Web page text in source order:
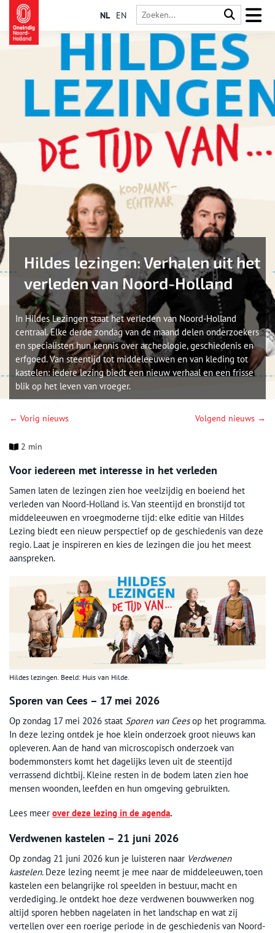
NL EN
Hildes lezingen: Verhalen uit het
verleden van Noord-Holland
In Hildes Lezingen staat het verleden van Noord-Holland
centraal. Elke derde zondag van de maand delen onderzoekers
en specialisten hun kennis over archeologie, geschiedenis en
erfgoed. Van steentijd tot middeleeuwen en van kleding tot
kastelen: iedere lezing biedt een nieuw verhaal en een frisse
blik op het leven van vroeger.
← Vorig nieuws Volgend nieuws →
2 min
Voor iedereen met interesse in het verleden
Samen laten de lezingen zien hoe veelzijdig en boeiend het
verleden van Noord-Holland is. Van steentijd en bronstijd tot
middeleeuwen en vroegmoderne tijd: elke editie van Hildes
Lezing biedt een nieuw perspectief op de geschiedenis van deze
regio. Laat je inspireren en kies de lezingen die jou het meest
aanspreken.
Hildes lezingen. Beeld: Huis van Hilde.
Sporen van Cees – 17 mei 2026
Op zondag 17 mei 2026 staat Sporen van Ceesop het programma.
In deze lezing ontdek je hoe klein onderzoek groot nieuws kan
opleveren. Aan de hand van microscopisch onderzoek van
bodemmonsters komt het dagelijks leven uit de steentijd
verrassend dichtbij. Kleine resten in de bodem laten zien hoe
mensen woonden, leefden en hun omgeving gebruikten.
Lees meer over deze lezing in de agenda.
Verdwenen kastelen – 21 juni 2026
Op zondag 21 juni 2026 kun je luisteren naar Verdwenen
kastelen. Deze lezing neemt je mee naar de middeleeuwen, toen
kastelen een belangrijke rol speelden in bestuur, macht en
verdediging. Je ontdekt hoe deze verdwenen bouwwerken nog
altijd sporen hebben nagelaten in het landschap en wat zij
vertellen over een roerige periode in de geschiedenis van Noord-